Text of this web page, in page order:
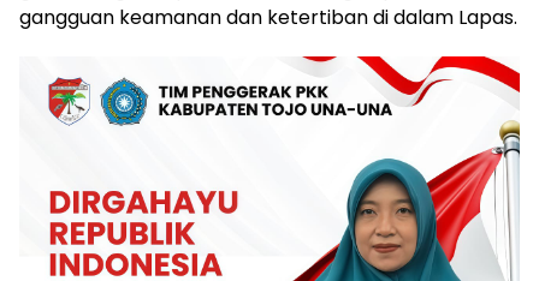
gangguan keamanan dan ketertiban di dalam Lapas.